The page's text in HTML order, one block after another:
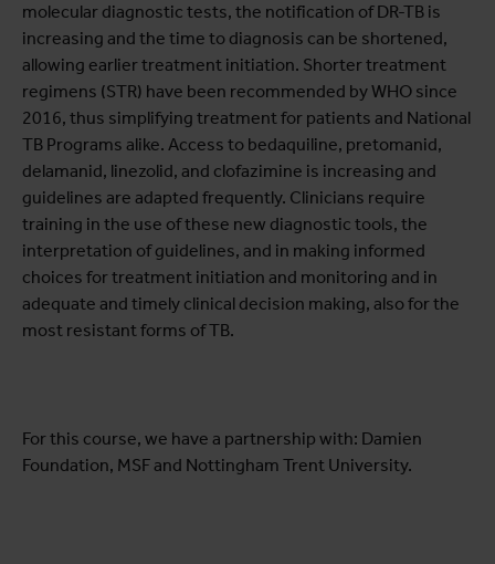
molecular diagnostic tests, the notification of DR-TB is
increasing and the time to diagnosis can be shortened,
allowing earlier treatment initiation. Shorter treatment
regimens (STR) have been recommended by WHO since
2016, thus simplifying treatment for patients and National
TB Programs alike. Access to bedaquiline, pretomanid,
delamanid, linezolid, and clofazimine is increasing and
guidelines are adapted frequently. Clinicians require
training in the use of these new diagnostic tools, the
interpretation of guidelines, and in making informed
choices for treatment initiation and monitoring and in
adequate and timely clinical decision making, also for the
most resistant forms of TB.
For this course, we have a partnership with: Damien
Foundation, MSF and Nottingham Trent University.